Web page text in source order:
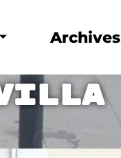
Archives